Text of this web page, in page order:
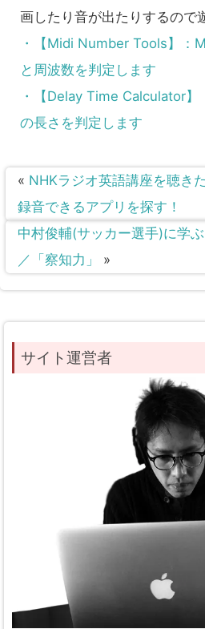
画したり音が出たりするので
・【Midi Number Tools】：
と周波数を判定します
・【Delay Time Calculator
の長さを判定します
« NHKラジオ英語講座を聴き
録音できるアプリを探す！
中村俊輔(サッカー選手)に学
／「察知力」
»
サイト運営者